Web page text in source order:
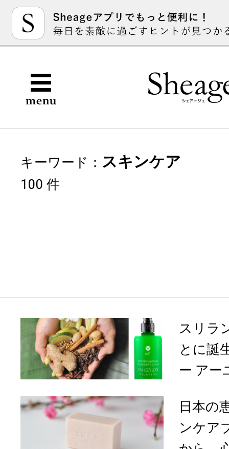
キーワード： スキンケア
100 件
スリラ
とに誕
ー アー
日本の
ンケア